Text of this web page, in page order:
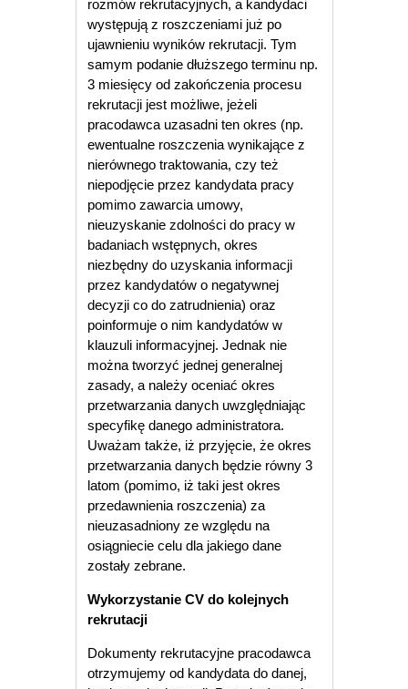
rozmów rekrutacyjnych, a kandydaci
występują z roszczeniami już po
ujawnieniu wyników rekrutacji. Tym
samym podanie dłuższego terminu np.
3 miesięcy od zakończenia procesu
rekrutacji jest możliwe, jeżeli
pracodawca uzasadni ten okres (np.
ewentualne roszczenia wynikające z
nierównego traktowania, czy też
niepodjęcie przez kandydata pracy
pomimo zawarcia umowy,
nieuzyskanie zdolności do pracy w
badaniach wstępnych, okres
niezbędny do uzyskania informacji
przez kandydatów o negatywnej
decyzji co do zatrudnienia) oraz
poinformuje o nim kandydatów w
klauzuli informacyjnej. Jednak nie
można tworzyć jednej generalnej
zasady, a należy oceniać okres
przetwarzania danych uwzględniając
specyfikę danego administratora.
Uważam także, iż przyjęcie, że okres
przetwarzania danych będzie równy 3
latom (pomimo, iż taki jest okres
przedawnienia roszczenia) za
nieuzasadniony ze względu na
osiągniecie celu dla jakiego dane
zostały zebrane.
Wykorzystanie CV do kolejnych
rekrutacji
Dokumenty rekrutacyjne pracodawca
otrzymujemy od kandydata do danej,